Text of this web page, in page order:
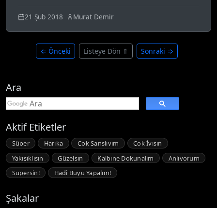
21 Şub 2018 Murat Demir
⇐ Önceki Listeye Dön ⇑ Sonraki ⇒
Ara
Aktif Etiketler
Süper Harika Çok Şanslıyım
Çok İyisin
Yakışıklısın
Güzelsin Kalbine Dokunalım
Anlıyorum
Süpersin!
Hadi Büyü Yapalım!
Şakalar